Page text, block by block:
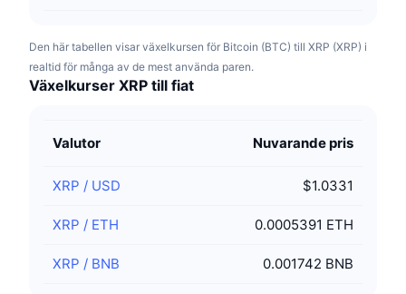
Den här tabellen visar växelkursen för Bitcoin (BTC) till XRP (XRP) i
realtid för många av de mest använda paren.
Växelkurser XRP till fiat
Valutor Nuvarande pris
XRP / USD $1.0331
XRP / ETH 0.0005391 ETH
XRP / BNB 0.001742 BNB